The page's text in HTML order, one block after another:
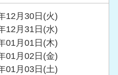
12月30日(火)
12月31日(水)
01月01日(木)
01月02日(金)
01月03日(土)